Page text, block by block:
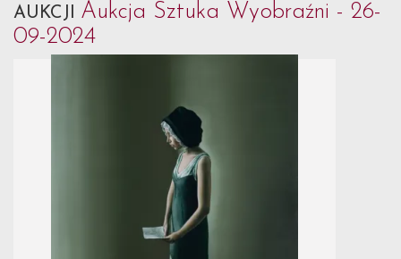
AUKCJI Aukcja Sztuka Wyobraźni - 26-
09-2024